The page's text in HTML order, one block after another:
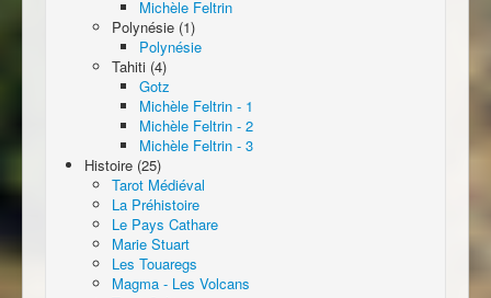
Michèle Feltrin
Polynésie (1)
Polynésie
Tahiti (4)
Gotz
Michèle Feltrin - 1
Michèle Feltrin - 2
Michèle Feltrin - 3
Histoire (25)
Tarot Médiéval
La Préhistoire
Le Pays Cathare
Marie Stuart
Les Touaregs
Magma - Les Volcans